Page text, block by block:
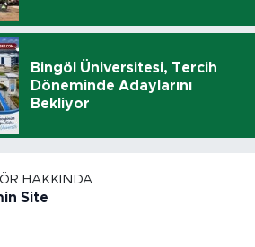
Bingöl Üniversitesi, Tercih
Döneminde Adaylarını
Bekliyor
HAKKINDA
Site